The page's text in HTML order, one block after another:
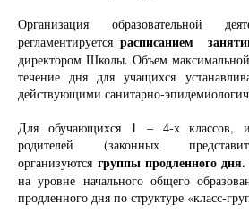
Организация образовательной
регламентируетсярасписанием
директором Школы. Объем
течение дня для учащихся
действующими санитарно-
Для обучающихся 1 – 4-х классов,
родителей (законных
организуются группы продленного дня.
на уровне начального общего
продленного дня по структуре «класс-